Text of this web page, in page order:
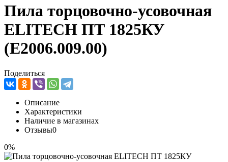
Пила торцовочно-усовочная
ELITECH ПТ 1825КУ
(E2006.009.00)
Поделиться
Описание
Характеристики
Наличие в магазинах
Отзывы0
0%